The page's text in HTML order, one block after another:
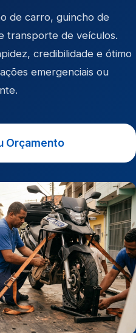
de carro, guincho de
transporte de veículos.
credibilidade e ótimo
emergenciais ou
Orçamento